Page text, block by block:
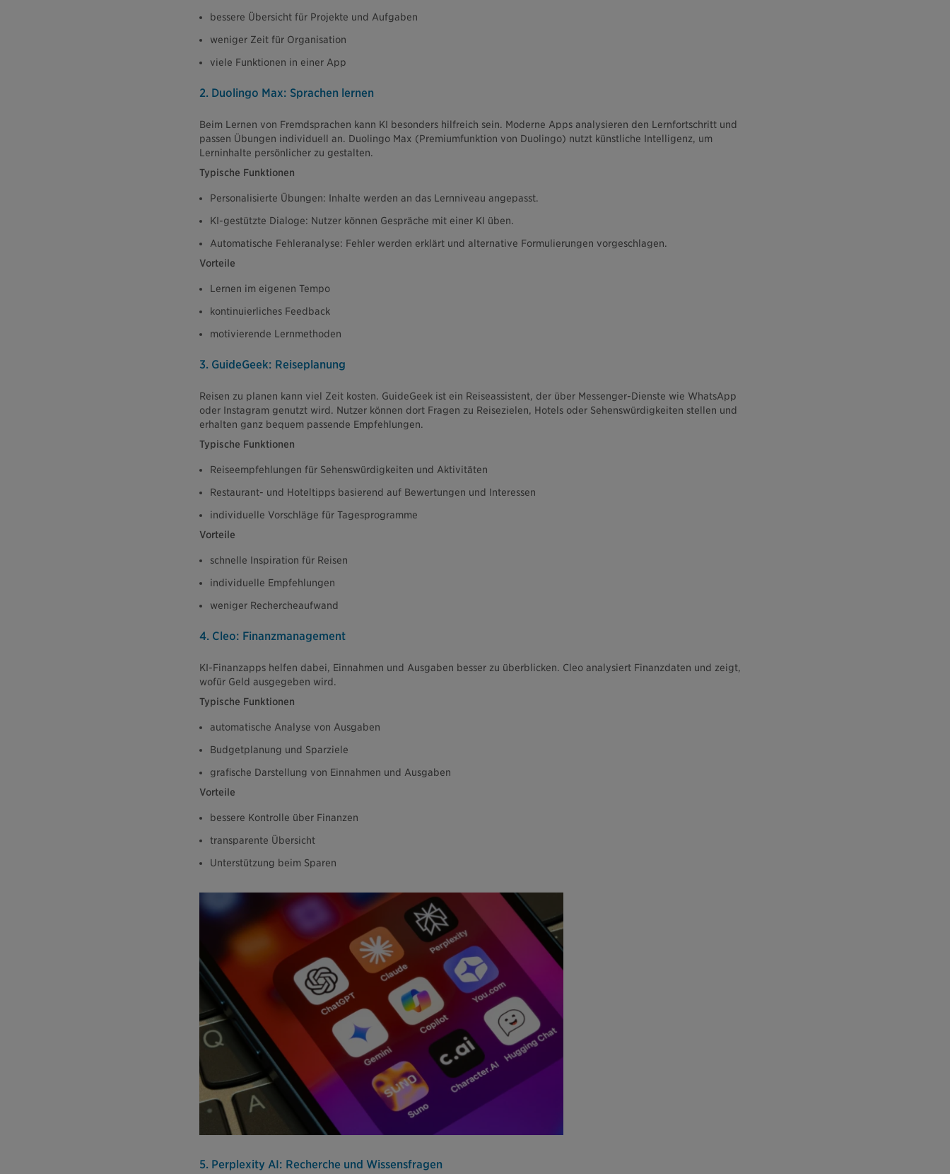
bessere Übersicht für Projekte und Aufgaben
weniger Zeit für Organisation
viele Funktionen in einer App
2. Duolingo Max: Sprachen lernen
Beim Lernen von Fremdsprachen kann KI besonders hilfreich sein. Moderne Apps analysieren den Lernfortschritt und
passen Übungen individuell an. Duolingo Max (Premiumfunktion von Duolingo) nutzt künstliche Intelligenz, um
Lerninhalte persönlicher zu gestalten.
Typische Funktionen
Personalisierte Übungen: Inhalte werden an das Lernniveau angepasst.
KI-gestützte Dialoge: Nutzer können Gespräche mit einer KI üben.
Automatische Fehleranalyse: Fehler werden erklärt und alternative Formulierungen vorgeschlagen.
Vorteile
Lernen im eigenen Tempo
kontinuierliches Feedback
motivierende Lernmethoden
3. GuideGeek: Reiseplanung
Reisen zu planen kann viel Zeit kosten. GuideGeek ist ein Reiseassistent, der über Messenger-Dienste wie WhatsApp
oder Instagram genutzt wird. Nutzer können dort Fragen zu Reisezielen, Hotels oder Sehenswürdigkeiten stellen und
erhalten ganz bequem passende Empfehlungen.
Typische Funktionen
Reiseempfehlungen für Sehenswürdigkeiten und Aktivitäten
Restaurant- und Hoteltipps basierend auf Bewertungen und Interessen
individuelle Vorschläge für Tagesprogramme
Vorteile
schnelle Inspiration für Reisen
individuelle Empfehlungen
weniger Rechercheaufwand
4. Cleo: Finanzmanagement
KI-Finanzapps helfen dabei, Einnahmen und Ausgaben besser zu überblicken. Cleo analysiert Finanzdaten und zeigt,
wofür Geld ausgegeben wird.
Typische Funktionen
automatische Analyse von Ausgaben
Budgetplanung und Sparziele
grafische Darstellung von Einnahmen und Ausgaben
Vorteile
bessere Kontrolle über Finanzen
transparente Übersicht
Unterstützung beim Sparen
5. Perplexity AI: Recherche und Wissensfragen